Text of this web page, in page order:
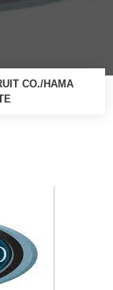
CO./HAMA